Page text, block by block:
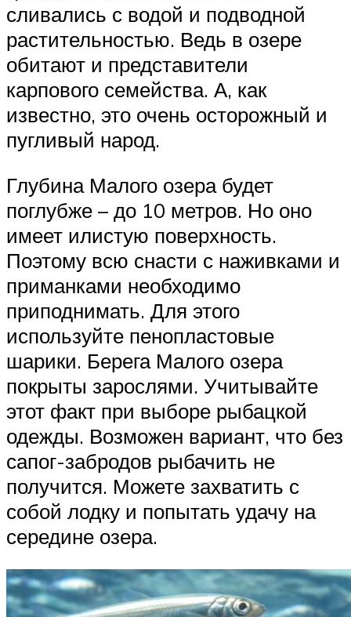
сливались с водой и подводной
растительностью. Ведь в озере
обитают и представители
карпового семейства. А, как
известно, это очень осторожный и
пугливый народ.
Глубина Малого озера будет
поглубже – до 10 метров. Но оно
имеет илистую поверхность.
Поэтому всю снасти с наживками и
приманками необходимо
приподнимать. Для этого
используйте пенопластовые
шарики. Берега Малого озера
покрыты зарослями. Учитывайте
этот факт при выборе рыбацкой
одежды. Возможен вариант, что без
сапог-забродов рыбачить не
получится. Можете захватить с
собой лодку и попытать удачу на
середине озера.